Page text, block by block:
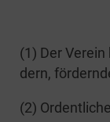
(1) Der
dern,
(2)